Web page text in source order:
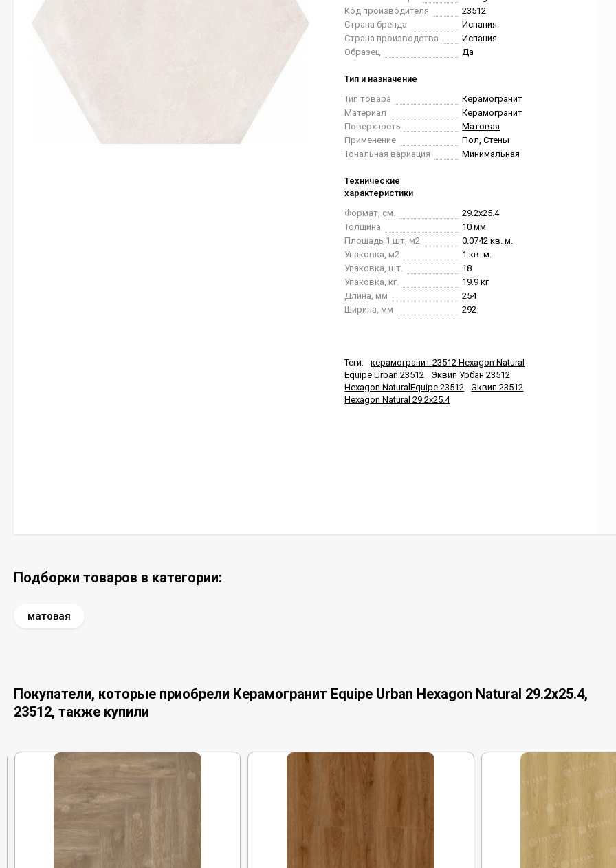
Код производителя
23512
Страна бренда
Испания
Страна производства
Испания
Образец
Да
Тип и назначение
Тип товара
Керамогранит
Материал
Керамогранит
Поверхность
Матовая
Применение
Пол, Стены
Тональная вариация
Минимальная
Технические
характеристики
Формат, см.
29.2x25.4
Толщина
10 мм
Площадь 1 шт, м2
0.0742 кв. м.
Упаковка, м2
1 кв. м.
Упаковка, шт.
18
Упаковка, кг.
19.9 кг
Длина, мм
254
Ширина, мм
292
Теги:
керамогранит 23512 Hexagon Natural
Equipe Urban 23512
Эквип Урбан 23512
Hexagon NaturalEquipe 23512
Эквип 23512
Hexagon Natural 29.2x25.4
Подборки товаров в категории:
матовая
Покупатели, которые приобрели Керамогранит Equipe Urban Hexagon Natural 29.2x25.4,
23512, также купили